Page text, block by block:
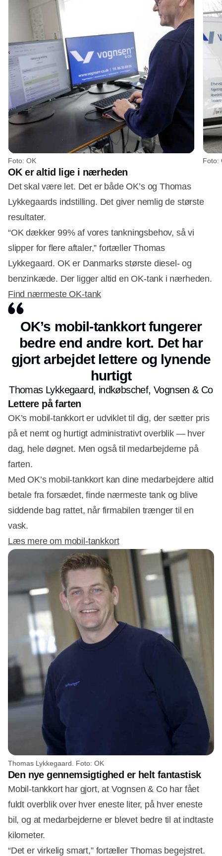
Foto: OK Foto:
OK er altid lige i nærheden
Det skal være let. Det er både OK’s og Thomas
Lykkegaards indstilling. Det giver nemlig de største
resultater.
“OK dækker 99% af vores tankningsbehov, så vi
slipper for flere aftaler,” fortæller Thomas
Lykkegaard. OK er Danmarks største diesel- og
benzinkæde. Der ligger altid en OK-tank i nærheden.
Find nærmeste OK-tank
OK’s mobil-tankkort fungerer
bedre end andre kort. Det har
gjort arbejdet lettere og lynende
hurtigt
Thomas Lykkegaard, indkøbschef, Vognsen & Co
Lettere på farten
OK’s mobil-tankkort er udviklet til dig, der sætter pris
på et nemt og hurtigt administrativt overblik — hver
dag, hele døgnet. Men også til medarbejderne på
farten.
Med OK’s mobil-tankkort kan dine medarbejdere altid
betale fra forsædet, finde nærmeste tank og blive
siddende bag rattet, når firmabilen trænger til en
vask.
Læs mere om mobil-tankkort
Thomas Lykkegaard. Foto: OK
Den nye gennemsigtighed er helt fantastisk
Mobil-tankkort har gjort, at Vognsen & Co har fået
fuldt overblik over hver eneste liter, på hver eneste
bil, og at medarbejderne er blevet bedre til at indtaste
kilometer.
“Det er virkelig smart,” fortæller Thomas begejstret.